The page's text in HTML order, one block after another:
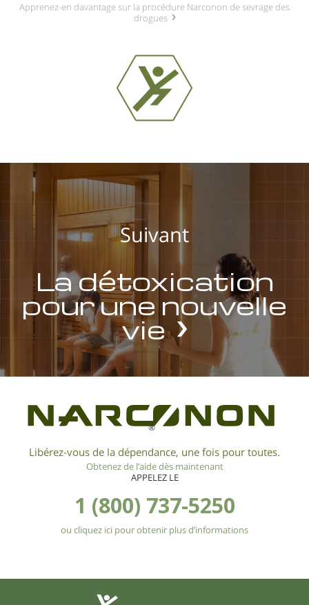
Apprenez-en davantage sur la procédure Narconon de sevrage des
drogues
Suivant
La détoxication
pour une nouvelle
vie
®
Libérez-vous de la dépendance, une fois pour toutes.
Obtenez de l’aide dès maintenant
APPELEZ LE
1 (800) 737-5250
ou cliquez ici pour obtenir plus d’informations